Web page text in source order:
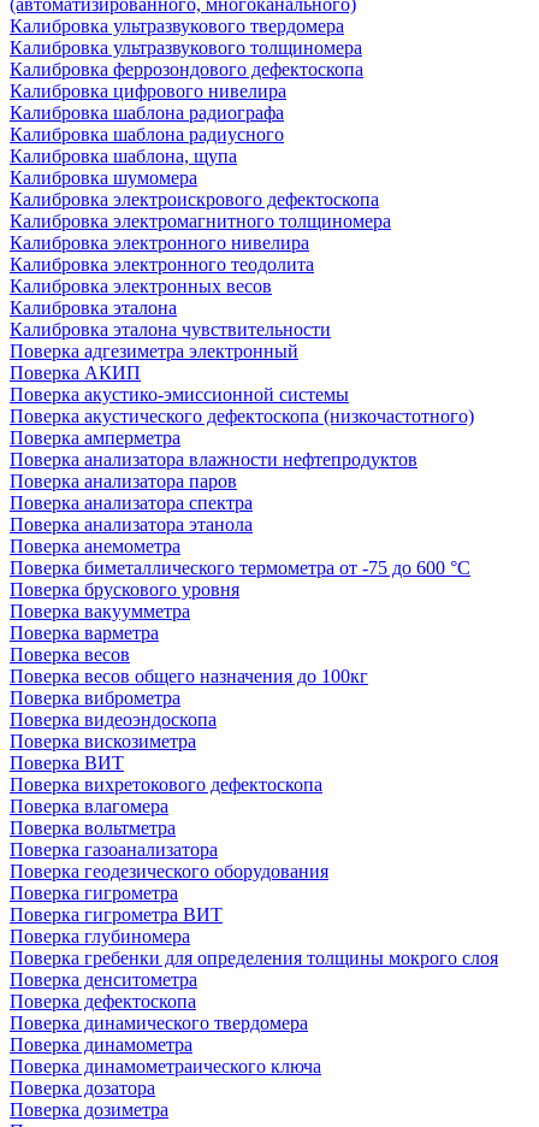
(автоматизированного, многоканального)
Калибровка ультразвукового твердомера
Калибровка ультразвукового толщиномера
Калибровка феррозондового дефектоскопа
Калибровка цифрового нивелира
Калибровка шаблона радиографа
Калибровка шаблона радиусного
Калибровка шаблона, щупа
Калибровка шумомера
Калибровка электроискрового дефектоскопа
Калибровка электромагнитного толщиномера
Калибровка электронного нивелира
Калибровка электронного теодолита
Калибровка электронных весов
Калибровка эталона
Калибровка эталона чувствительности
Поверка адгезиметра электронный
Поверка АКИП
Поверка акустико-эмиссионной системы
Поверка акустического дефектоскопа (низкочастотного)
Поверка амперметра
Поверка анализатора влажности нефтепродуктов
Поверка анализатора паров
Поверка анализатора спектра
Поверка анализатора этанола
Поверка анемометра
Поверка биметаллического термометра от -75 до 600 °С
Поверка брускового уровня
Поверка вакуумметра
Поверка варметра
Поверка весов
Поверка весов общего назначения до 100кг
Поверка виброметра
Поверка видеоэндоскопа
Поверка вискозиметра
Поверка ВИТ
Поверка вихретокового дефектоскопа
Поверка влагомера
Поверка вольтметра
Поверка газоанализатора
Поверка геодезического оборудования
Поверка гигрометра
Поверка гигрометра ВИТ
Поверка глубиномера
Поверка гребенки для определения толщины мокрого слоя
Поверка денситометра
Поверка дефектоскопа
Поверка динамического твердомера
Поверка динамометра
Поверка динамометраического ключа
Поверка дозатора
Поверка дозиметра